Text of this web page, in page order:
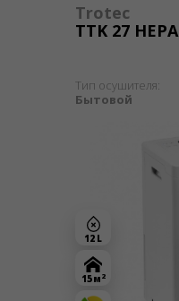
Trotec
TTK 27 HEPA
Тип осушителя:
Бытовой
12 L
15 м 2